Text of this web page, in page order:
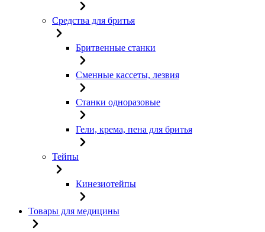
Средства для бритья
Бритвенные станки
Сменные кассеты, лезвия
Станки одноразовые
Гели, крема, пена для бритья
Тейпы
Кинезиотейпы
Товары для медицины